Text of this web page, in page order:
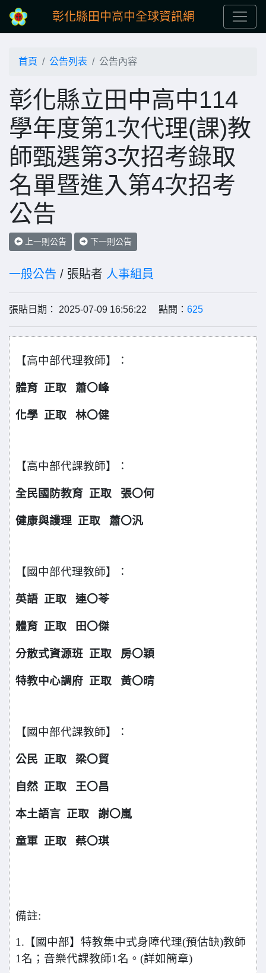
彰化縣田中高中全球資訊網
首頁 公告列表 公告內容
彰化縣立田中高中114
學年度第1次代理(課)教
師甄選第3次招考錄取
名單暨進入第4次招考
公告
上一則公告 下一則公告
一般公告 / 張貼者 人事組員
張貼日期： 2025-07-09 16:56:22 點閱： 625
【高中部代理教師】：
體育 正取 蕭〇峰
化學 正取 林〇健
【高中部代課教師】：
全民國防教育 正取 張〇何
健康與護理 正取 蕭〇汎
【國中部代理教師】：
英語 正取 連〇苓
體育 正取 田 〇傑
分散式資源班 正取 房〇穎
特教中心調府 正取 黃〇晴
【國中部代課教師】：
公民 正取 梁〇貿
自然 正取 王〇昌
本土語言 正取 謝〇嵐
童軍 正取 蔡〇琪
備註:
1. 【國中部】特教集中式身障代理(預估缺)教師
1名；音樂代課教師1名。(詳如簡章)